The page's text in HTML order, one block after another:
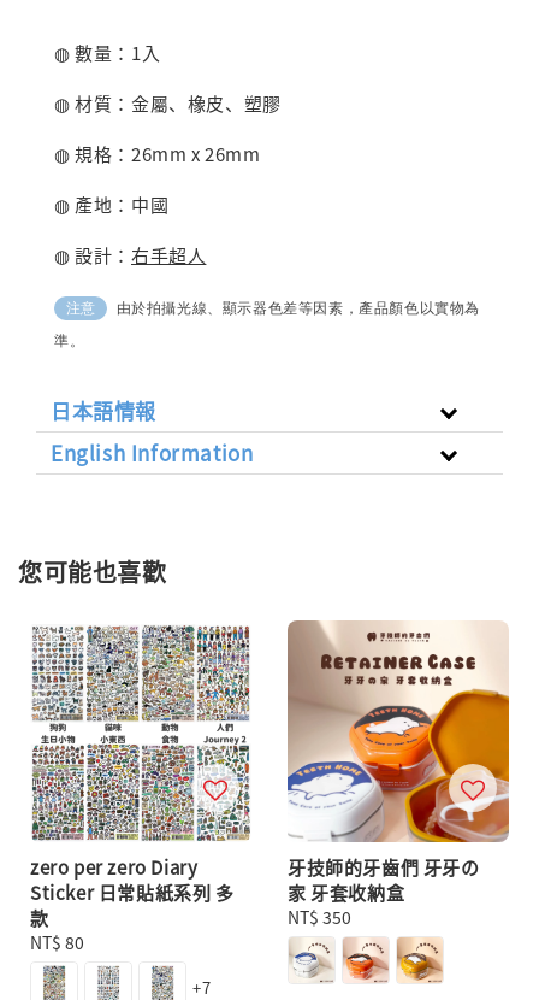
◍ 數量：1入
◍ 材質： 金屬、橡皮、塑膠
◍ 規格：26mm x 26mm
◍ 產地：中國
◍ 設計： 右手超人
注意
由於拍攝光線、顯示器色差等因素，產品顏色以實物為
準。
日本語情報
English Information
您可能也喜歡
zero per zero Diary
Sticker 日常貼紙系列 多
款
Regular
price
NT$ 80
+7
牙技師的牙齒們 牙牙の
家 牙套收納盒
Regular
price
NT$ 350